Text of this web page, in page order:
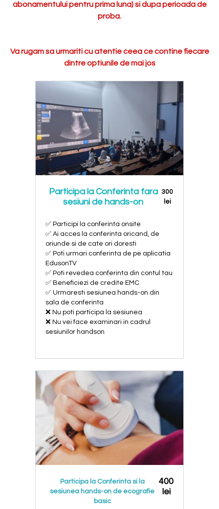
abonamentului pentru prima luna) si dupa perioada de
proba.
Va rugam sa urmariti cu atentie ceea ce contine fiecare
dintre optiunile de mai jos
Participa la Conferinta fara
sesiuni de hands-on
300
lei
✅ Participi la conferinta onsite
✅ Ai acces la conferinta oricand, de
oriunde si de cate ori doresti
✅ Poti urmari conferinta de pe aplicatia
EdusonTV
✅ Poti revedea conferinta din contul tau
✅ Beneficiezi de credite EMC
✅ Urmaresti sesiunea hands-on din
sala de conferinta
❌ Nu poti participa la sesiunea
❌ Nu vei face examinari in cadrul
sesiunilor handson
Participa la Conferinta si la
sesiunea hands-on de ecografie
basic
400
lei